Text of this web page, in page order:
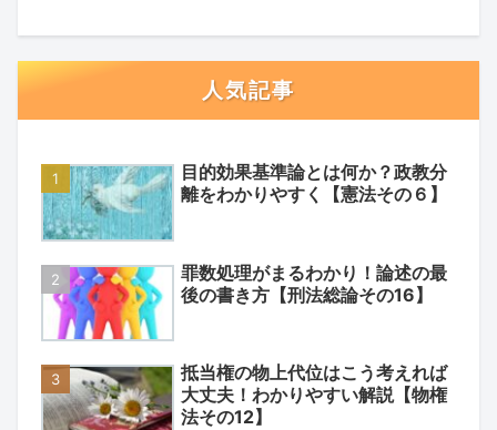
人気記事
目的効果基準論とは何か？政教分
離をわかりやすく【憲法その６】
罪数処理がまるわかり！論述の最
後の書き方【刑法総論その16】
抵当権の物上代位はこう考えれば
大丈夫！わかりやすい解説【物権
法その12】